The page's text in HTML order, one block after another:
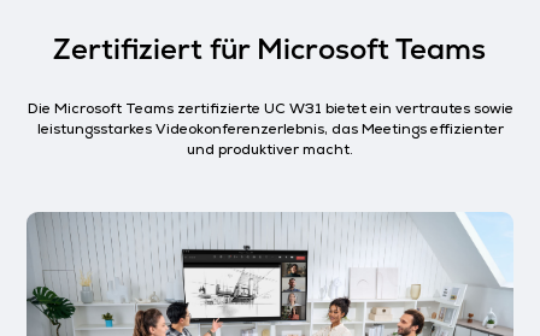
Zertifiziert für Microsoft Teams
Die Microsoft Teams zertifizierte UC W31 bietet ein vertrautes sowie
leistungsstarkes Videokonferenzerlebnis, das Meetings effizienter
und produktiver macht.